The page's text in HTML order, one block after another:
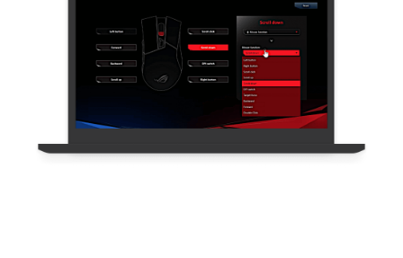
Interaktivní aplikace pro mezinárodní letiště
Taoyuan - Integrace backendového systému